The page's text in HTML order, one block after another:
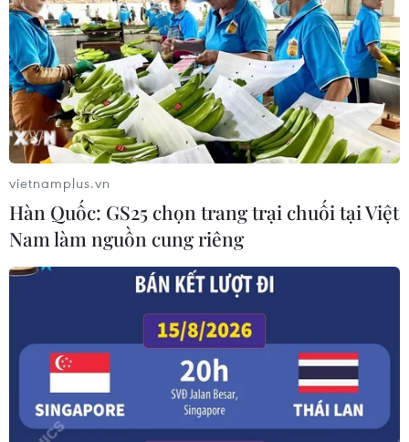
06/05/2019 14:29
PBoC - Ngân hàng Trung ương Trung Quốc - sẽ giảm tỷ
lệ dự trữ bắt buộc (RRR) đối với các ngân hàng vừa và
nhỏ từ ngày 15/5 tới nhằm giảm chi phí cho các doanh
nghiệp nhỏ.
vietnamplus.vn
Hàn Quốc: GS25 chọn trang trại chuối tại Việt
Nam làm nguồn cung riêng